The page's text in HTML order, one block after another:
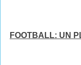
FOOTBALL: UN